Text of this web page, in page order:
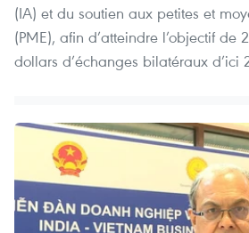
(IA) et du soutien aux petites et
(PME), afin d’atteindre l’objectif de
dollars d’échanges bilatéraux d’ici